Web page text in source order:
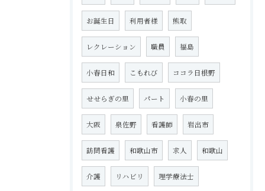
お誕生日 利用者様 熊取
レクレーション 職員 福島
小春日和 こもれび ココラ日根野
せせらぎの里 パート 小春の里
大阪 泉佐野 看護師 岩出市
訪問看護 和歌山市 求人 和歌山
介護 リハビリ 理学療法士